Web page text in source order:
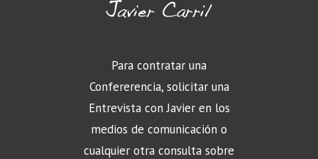
Para contratar una
Confererencia, solicitar una
Entrevista con Javier en los
medios de comunicación o
cualquier otra consulta sobre